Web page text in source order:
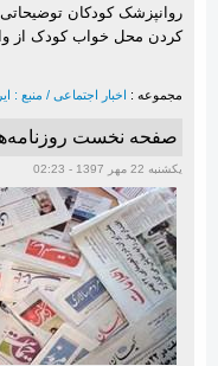
روانپزشک کودکان
کردن محل خواب کودک از
مجموعه : اخبار اجتماعی / منبع :
صفحه نخست روزنامه‌های
یکشنبه 22 مهر 1397 - 02:23